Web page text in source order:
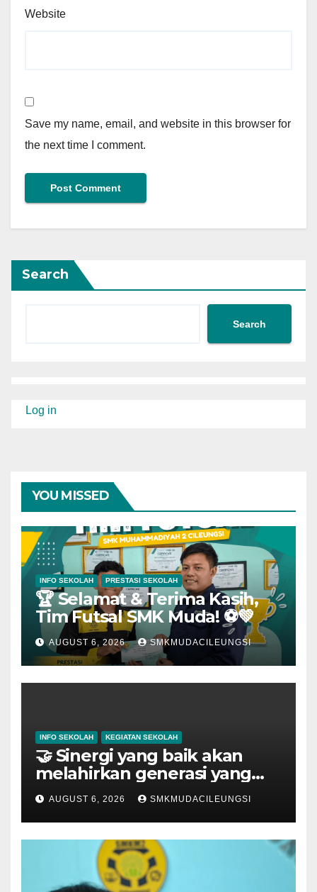
Website
Save my name, email, and website in this browser for
the next time I comment.
Search
Search
Log in
YOU MISSED
INFO SEKOLAH PRESTASI SEKOLAH
🏆 Selamat & Terima Kasih,
Tim Futsal SMK Muda! ⚽💚
AUGUST 6, 2026 SMKMUDACILEUNGSI
INFO SEKOLAH KEGIATAN SEKOLAH
🤝 Sinergi yang baik akan
melahirkan generasi yang
hebat.
AUGUST 6, 2026 SMKMUDACILEUNGSI